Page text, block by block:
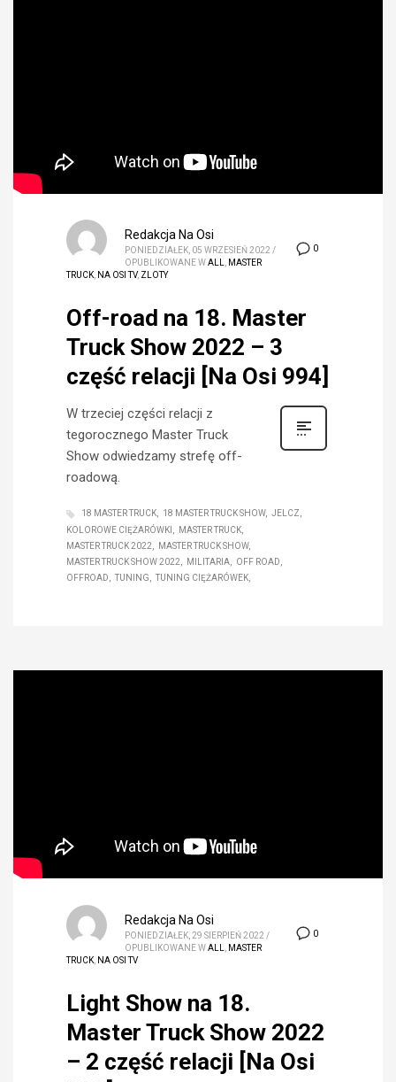
0
Redakcja Na Osi
PONIEDZIAŁEK, 05 WRZESIEŃ 2022 /
OPUBLIKOWANE WALL, MASTER
TRUCK, NA OSI TV, ZLOTY
Off-road na 18. Master
Truck Show 2022 – 3
część relacji [Na Osi 994]
W trzeciej części relacji z
tegorocznego Master Truck
Show odwiedzamy strefę off-
roadową.
18 MASTER TRUCK 18 MASTER TRUCK SHOW
JELCZ
KOLOROWE CIĘŻARÓWKI
MASTER TRUCK
MASTER TRUCK 2022
MASTER TRUCK SHOW
MASTER TRUCK SHOW 2022
MILITARIA
OFF ROAD
OFFROAD
TUNING TUNING CIĘŻARÓWEK
0
Redakcja Na Osi
PONIEDZIAŁEK, 29 SIERPIEŃ 2022 /
OPUBLIKOWANE WALL
MASTER
TRUCK NA OSI TV
Light Show na 18.
Master Truck Show 2022
– 2 część relacji [Na Osi